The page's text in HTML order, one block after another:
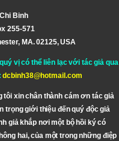
Binh
255-571
MA. 02125, USA
vị có thể liên lạc với tác giả qua
dcbinh38@hotmail.com
tôi xin chân thành cám ơn tác giả
trọng giới thiệu đến quý độc giả
giả khắp nơi một bộ hồi ký có
hai, của một trong những điệp